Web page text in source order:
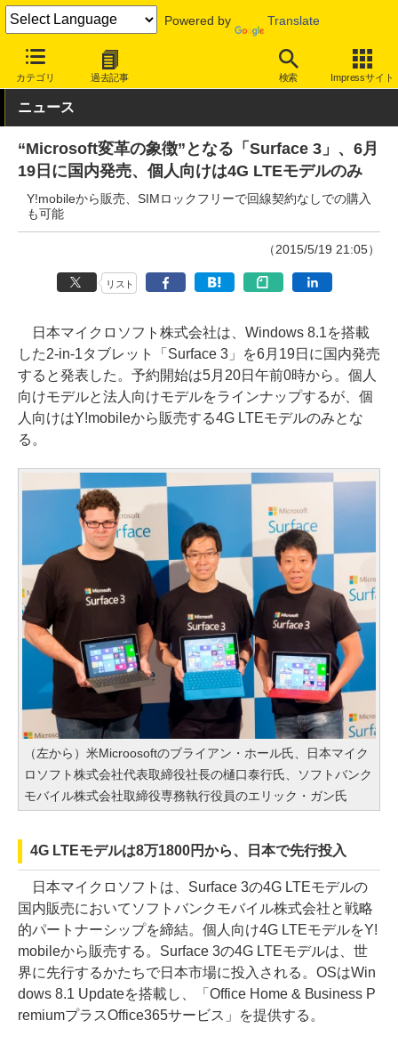
Powered by Translate
カテゴリ 過去記事 検索 Impressサイト
INTERNET Watch ハードウェア タブレット
ニュース
“Microsoft変革の象徴”となる「Surface 3」、6月
19日に国内発売、個人向けは4G LTEモデルのみ
Y!mobileから販売、SIMロックフリーで回線契約なしでの購入
も可能
（2015/5/19 21:05）
リスト
日本マイクロソフト株式会社は、Windows 8.1を搭載
した2-in-1タブレット「Surface 3」を6月19日に国内発売
すると発表した。予約開始は5月20日午前0時から。個人
向けモデルと法人向けモデルをラインナップするが、個
人向けはY!mobileから販売する4G LTEモデルのみとな
る。
（左から）米Microosoftのブライアン・ホール氏、日本マイク
ロソフト株式会社代表取締役社長の樋口泰行氏、ソフトバンク
モバイル株式会社取締役専務執行役員のエリック・ガン氏
4G LTEモデルは8万1800円から、日本で先行投入
日本マイクロソフトは、Surface 3の4G LTEモデルの
国内販売においてソフトバンクモバイル株式会社と戦略
的パートナーシップを締結。個人向け4G LTEモデルをY!
mobileから販売する。Surface 3の4G LTEモデルは、世
界に先行するかたちで日本市場に投入される。OSはWin
dows 8.1 Updateを搭載し、「Office Home & Business P
remiumプラスOffice365サービス」を提供する。